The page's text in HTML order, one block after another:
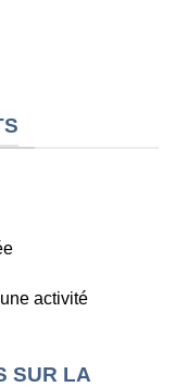
activité
SUR LA